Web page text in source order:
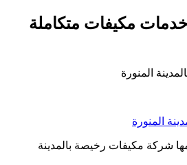
مكيفات متكاملة
المنورة
شركة مكيفات رخيصة بالمدينة